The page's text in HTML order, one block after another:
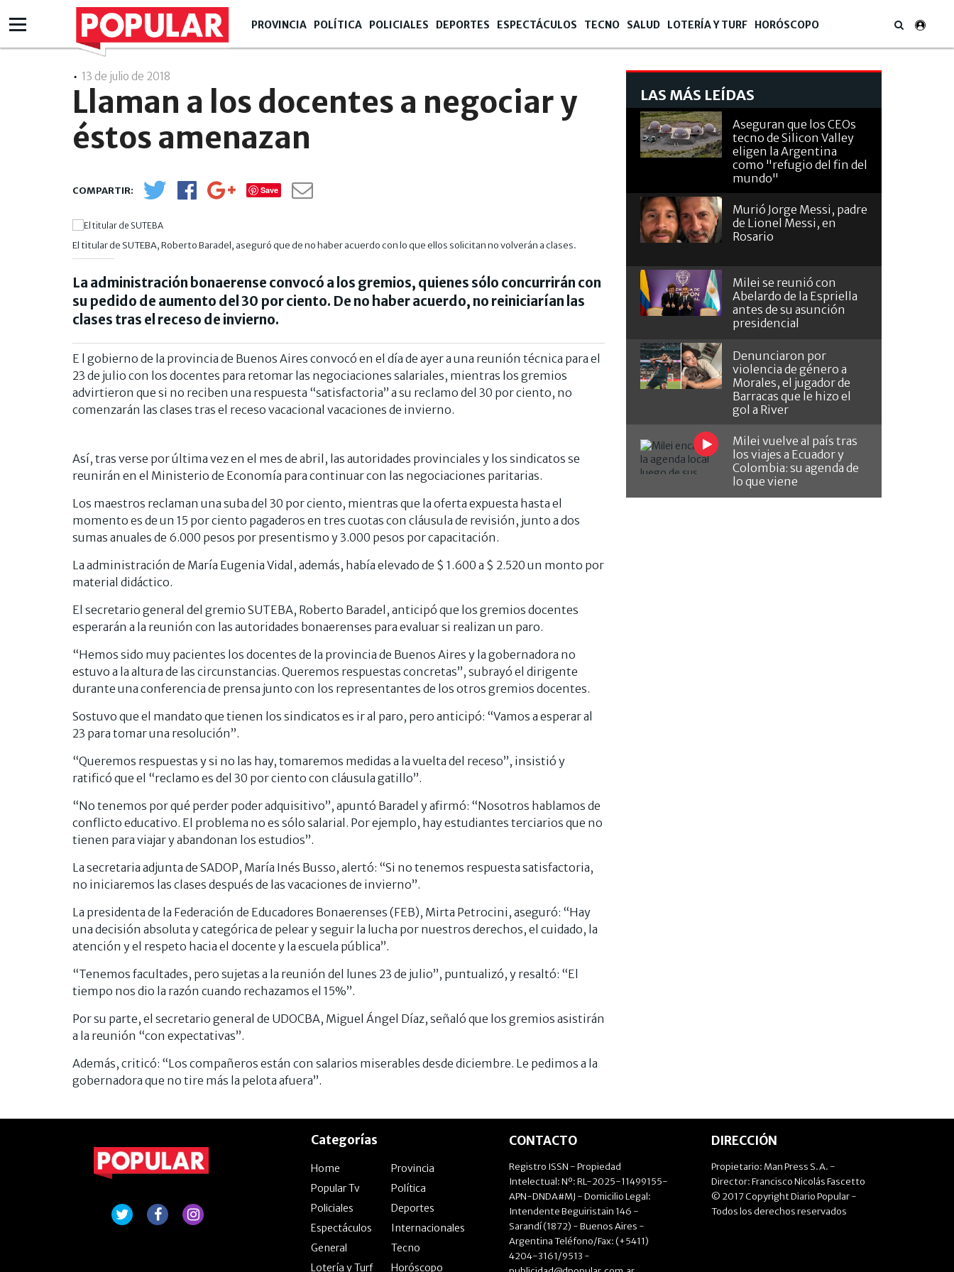
PROVINCIA POLÍTICA POLICIALES DEPORTES ESPECTÁCULOS TECNO SALUD LOTERÍA Y TURF HORÓSCOPO
13 de julio de 2018
Llaman a los docentes a negociar y
éstos amenazan
Save
El titular de SUTEBA, Roberto Baradel, aseguró que de no haber acuerdo con lo que ellos solicitan no volverán a clases.
La administración bonaerense convocó a los gremios, quienes sólo concurrirán con
su pedido de aumento del 30 por ciento. De no haber acuerdo, no reiniciarían las
clases tras el receso de invierno.
E l gobierno de la provincia de Buenos Aires convocó en el día de ayer a una reunión técnica para el
23 de julio con los docentes para retomar las negociaciones salariales, mientras los gremios
advirtieron que si no reciben una respuesta “satisfactoria” a su reclamo del 30 por ciento, no
comenzarán las clases tras el receso vacacional vacaciones de invierno.
Así, tras verse por última vez en el mes de abril, las autoridades provinciales y los sindicatos se
reunirán en el Ministerio de Economía para continuar con las negociaciones paritarias.
Los maestros reclaman una suba del 30 por ciento, mientras que la oferta expuesta hasta el
momento es de un 15 por ciento pagaderos en tres cuotas con cláusula de revisión, junto a dos
sumas anuales de 6.000 pesos por presentismo y 3.000 pesos por capacitación.
La administración de María Eugenia Vidal, además, había elevado de $ 1.600 a $ 2.520 un monto por
material didáctico.
El secretario general del gremio SUTEBA, Roberto Baradel, anticipó que los gremios docentes
esperarán a la reunión con las autoridades bonaerenses para evaluar si realizan un paro.
“Hemos sido muy pacientes los docentes de la provincia de Buenos Aires y la gobernadora no
estuvo a la altura de las circunstancias. Queremos respuestas concretas”, subrayó el dirigente
durante una conferencia de prensa junto con los representantes de los otros gremios docentes.
Sostuvo que el mandato que tienen los sindicatos es ir al paro, pero anticipó: “Vamos a esperar al
23 para tomar una resolución”.
“Queremos respuestas y si no las hay, tomaremos medidas a la vuelta del receso”, insistió y
ratificó que el “reclamo es del 30 por ciento con cláusula gatillo”.
“No tenemos por qué perder poder adquisitivo”, apuntó Baradel y afirmó: “Nosotros hablamos de
conflicto educativo. El problema no es sólo salarial. Por ejemplo, hay estudiantes terciarios que no
tienen para viajar y abandonan los estudios”.
La secretaria adjunta de SADOP, María Inés Busso, alertó: “Si no tenemos respuesta satisfactoria,
no iniciaremos las clases después de las vacaciones de invierno”.
La presidenta de la Federación de Educadores Bonaerenses (FEB), Mirta Petrocini, aseguró: “Hay
una decisión absoluta y categórica de pelear y seguir la lucha por nuestros derechos, el cuidado, la
atención y el respeto hacia el docente y la escuela pública”.
“Tenemos facultades, pero sujetas a la reunión del lunes 23 de julio”, puntualizó, y resaltó: “El
tiempo nos dio la razón cuando rechazamos el 15%”.
Por su parte, el secretario general de UDOCBA, Miguel Ángel Díaz, señaló que los gremios asistirán
a la reunión “con expectativas”.
Además, criticó: “Los compañeros están con salarios miserables desde diciembre. Le pedimos a la
gobernadora que no tire más la pelota afuera”.
LAS MÁS LEÍDAS
Aseguran que los CEOs
tecno de Silicon Valley
eligen la Argentina
como "refugio del fin del
mundo"
Murió Jorge Messi, padre
de Lionel Messi, en
Rosario
Milei se reunió con
Abelardo de la Espriella
antes de su asunción
presidencial
Denunciaron por
violencia de género a
Morales, el jugador de
Barracas que le hizo el
gol a River
Milei vuelve al país tras
los viajes a Ecuador y
Colombia: su agenda de
lo que viene
Categorías
Home
Provincia
Popular Tv
Política
Policiales
Deportes
Espectáculos
Internacionales
General
Tecno
Lotería y Turf
Horóscopo
CONTACTO
Registro ISSN - Propiedad
Intelectual: Nº: RL-2025-11499155-
APN-DNDA#MJ - Domicilio Legal:
Intendente Beguiristain 146 -
Sarandí (1872) - Buenos Aires -
Argentina Teléfono/Fax: (+5411)
4204-3161/9513 -
DIRECCIÓN
Propietario: Man Press S.A. -
Director: Francisco Nicolás Fascetto
© 2017 Copyright Diario Popular -
Todos los derechos reservados